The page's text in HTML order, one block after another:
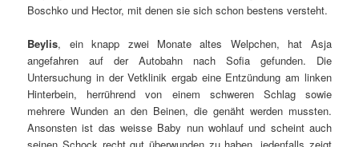
Boschko und Hector, mit denen sie sich schon bestens versteht.
Beylis, ein knapp zwei Monate altes Welpchen, hat Asja
angefahren auf der Autobahn nach Sofia gefunden. Die
Untersuchung in der Vetklinik ergab eine Entzündung am linken
Hinterbein, herrührend von einem schweren Schlag sowie
mehrere Wunden an den Beinen, die genäht werden mussten.
Ansonsten ist das weisse Baby nun wohlauf und scheint auch